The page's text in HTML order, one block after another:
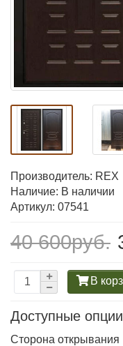
Производитель: REX
Наличие: В наличии
Артикул: 07541
40 600руб.
В
Доступные опции
Сторона открывания